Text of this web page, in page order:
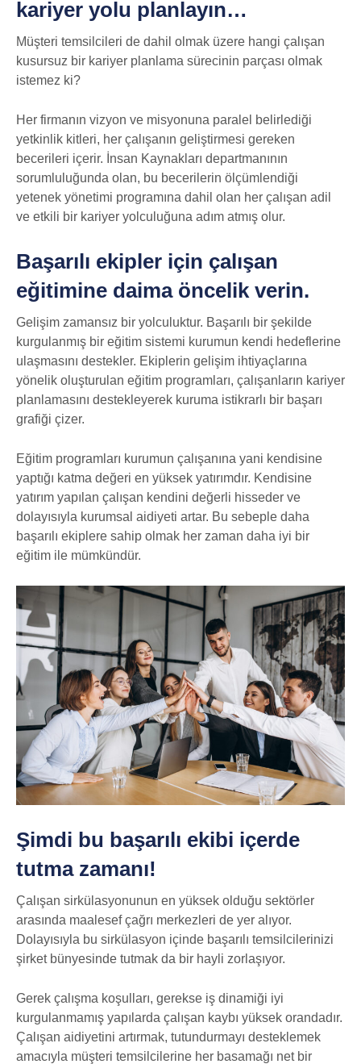
kariyer yolu planlayın…
Müşteri temsilcileri de dahil olmak üzere hangi çalışan
kusursuz bir kariyer planlama sürecinin parçası olmak
istemez ki?
Her firmanın vizyon ve misyonuna paralel belirlediği
yetkinlik kitleri, her çalışanın geliştirmesi gereken
becerileri içerir. İnsan Kaynakları departmanının
sorumluluğunda olan, bu becerilerin ölçümlendiği
yetenek yönetimi programına dahil olan her çalışan adil
ve etkili bir kariyer yolculuğuna adım atmış olur.
Başarılı ekipler için çalışan
eğitimine daima öncelik verin.
Gelişim zamansız bir yolculuktur. Başarılı bir şekilde
kurgulanmış bir eğitim sistemi kurumun kendi hedeflerine
ulaşmasını destekler. Ekiplerin gelişim ihtiyaçlarına
yönelik oluşturulan eğitim programları, çalışanların kariyer
planlamasını destekleyerek kuruma istikrarlı bir başarı
grafiği çizer.
Eğitim programları kurumun çalışanına yani kendisine
yaptığı katma değeri en yüksek yatırımdır. Kendisine
yatırım yapılan çalışan kendini değerli hisseder ve
dolayısıyla kurumsal aidiyeti artar. Bu sebeple daha
başarılı ekiplere sahip olmak her zaman daha iyi bir
eğitim ile mümkündür.
Şimdi bu başarılı ekibi içerde
tutma zamanı!
Çalışan sirkülasyonunun en yüksek olduğu sektörler
arasında maalesef çağrı merkezleri de yer alıyor.
Dolayısıyla bu sirkülasyon içinde başarılı temsilcilerinizi
şirket bünyesinde tutmak da bir hayli zorlaşıyor.
Gerek çalışma koşulları, gerekse iş dinamiği iyi
kurgulanmamış yapılarda çalışan kaybı yüksek orandadır.
Çalışan aidiyetini artırmak, tutundurmayı desteklemek
amacıyla müşteri temsilcilerine her basamağı net bir